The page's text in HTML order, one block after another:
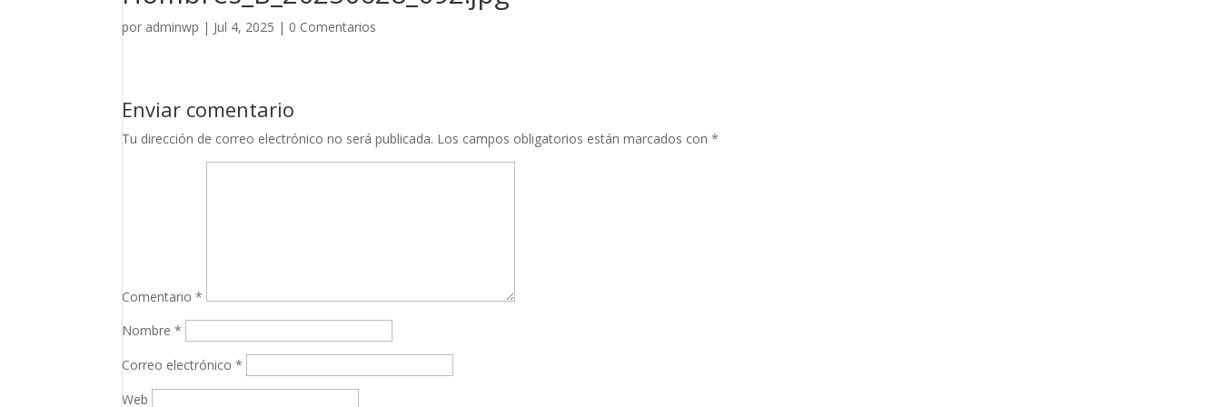
por adminwp | Jul 4, 2025 | 0 Comentarios
Enviar comentario
Tu dirección de correo electrónico no será publicada. Los campos obligatorios están marcados con*
Comentario*
Nombre*
Correo electrónico*
Web